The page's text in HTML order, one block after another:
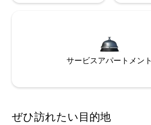
サービスアパートメント
ぜひ訪⁠れ⁠た⁠い目⁠的⁠地